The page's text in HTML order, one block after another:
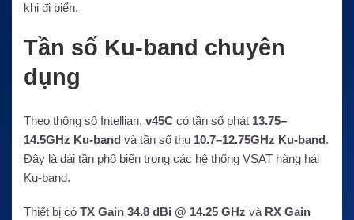
khi đi biển.
Tần số Ku-band chuyên
dụng
Theo thông số Intellian, v45C có tần số phát 13.75–
14.5GHz Ku-band và tần số thu 10.7–12.75GHz Ku-band.
Đây là dải tần phổ biến trong các hệ thống VSAT hàng hải
Ku-band.
Thiết bị có TX Gain 34.8 dBi @ 14.25 GHz và RX Gain